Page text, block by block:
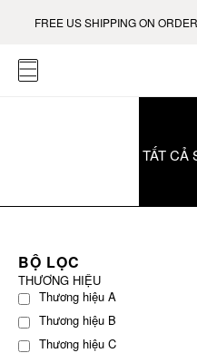
FREE US SHIPPING ON
TẤT CẢ
BỘ LỌC
THƯƠNG HIỆU
Thương hiệu A
Thương hiệu B
Thương hiệu C